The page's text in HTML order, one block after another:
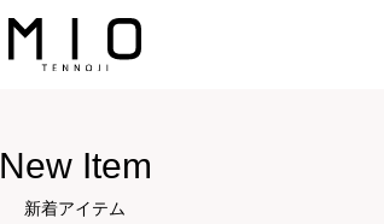
New Item
新着アイテム